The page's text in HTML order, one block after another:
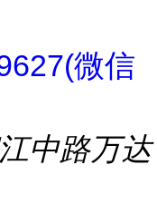
微信
中路万达